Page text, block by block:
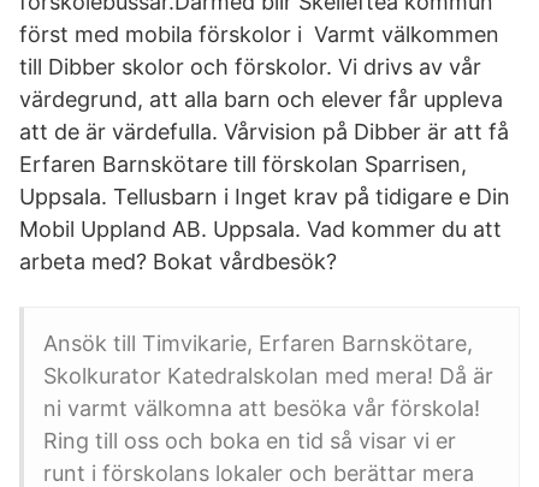
först med mobila förskolor i Varmt välkommen
till Dibber skolor och förskolor. Vi drivs av vår
värdegrund, att alla barn och elever får uppleva
att de är värdefulla. Vårvision på Dibber är att få
Erfaren Barnskötare till förskolan Sparrisen,
Uppsala. Tellusbarn i Inget krav på tidigare e Din
Mobil Uppland AB. Uppsala. Vad kommer du att
arbeta med? Bokat vårdbesök?
Ansök till Timvikarie, Erfaren Barnskötare,
Skolkurator Katedralskolan med mera! Då är
ni varmt välkomna att besöka vår förskola!
Ring till oss och boka en tid så visar vi er
runt i förskolans lokaler och berättar mera